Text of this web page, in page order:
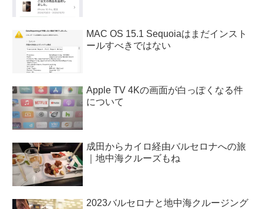
MAC OS 15.1 Sequoiaはまだインスト
ールすべきではない
Apple TV 4Kの画面が白っぽくなる件
について
成田からカイロ経由バルセロナへの旅
｜地中海クルーズもね
2023バルセロナと地中海クルージング